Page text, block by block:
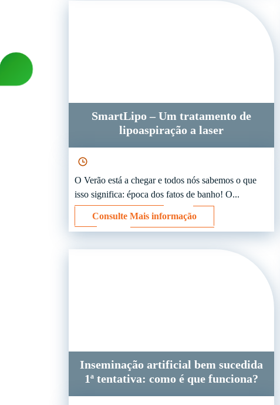
SmartLipo – Um tratamento de
lipoaspiração a laser
O Verão está a chegar e todos nós sabemos o que
isso significa: época dos fatos de banho! O...
Consulte Mais informação
Inseminação artificial bem sucedida
1ª tentativa: como é que funciona?